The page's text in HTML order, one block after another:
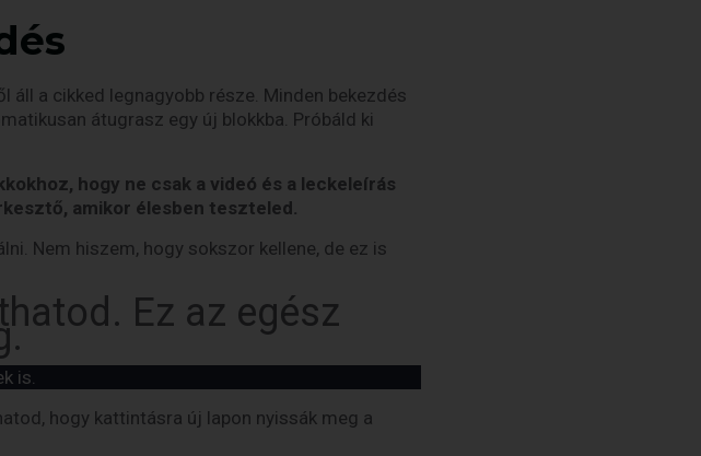
áll a cikked legnagyobb része. Minden bekezdés
átugrasz egy új blokkba. Próbáld ki
hogy ne csak a videó és a leckeleírás
amikor élesben teszteled.
Nem hiszem, hogy sokszor kellene, de ez is
Ez az egész
is.
hogy kattintásra új lapon nyissák meg a